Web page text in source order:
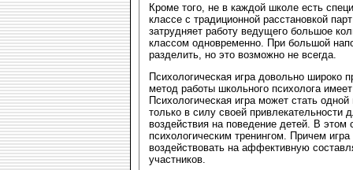
Кроме того, не в каждой школе есть
классе с традиционной расстановкой
затрудняет работу ведущего большое
классом одновременно. При большой
разделить, но это возможно не всегда.
Психологическая игра довольно широко
метод работы школьного психолога
Психологическая игра может стать
только в силу своей
воздействия на поведение детей. В
психологическим тренингом. Причем
воздействовать на аффективную
участников.